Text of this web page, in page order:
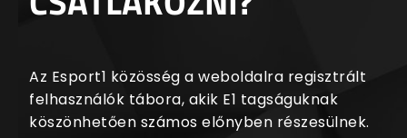
Az Esport1 közösség a weboldalra regisztrált
felhasználók tábora, akik E1 tagságuknak
köszönhetően számos előnyben részesülnek.